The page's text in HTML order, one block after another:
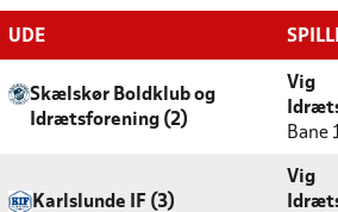
UDE
Skælskør Boldklub og
Idrætsforening (2)
Vig
Bane
Karlslunde IF (3)
Vig